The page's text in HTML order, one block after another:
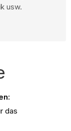
usw.
das